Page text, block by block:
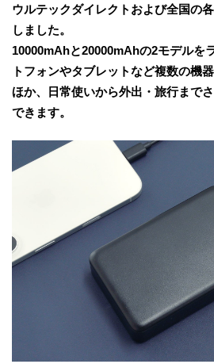
ウルテックダイレクトおよび全国の
しました。
10000mAhと20000mAhの2モデルを
トフォンやタブレットなど複数の機
ほか、日常使いから外出・旅行まで
できます。